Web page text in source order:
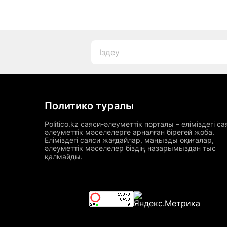
Политико туралы
Politico.kz саяси-әлеуметтік порталы – еліміздегі
әлеуметтік мәселелерге арналған бірегей жоба.
Еліміздегі саяси жағдайлар, маңызды оқиғалар,
әлеуметтік мәселелер біздің назарымыздан тыс
қалмайды.